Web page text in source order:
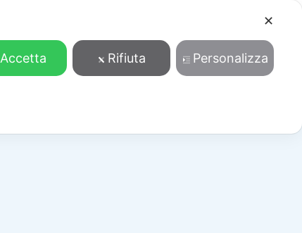
Cosa facciamo Contatti Accedi/Registrati
✕
Accetta Rifiuta Personalizza